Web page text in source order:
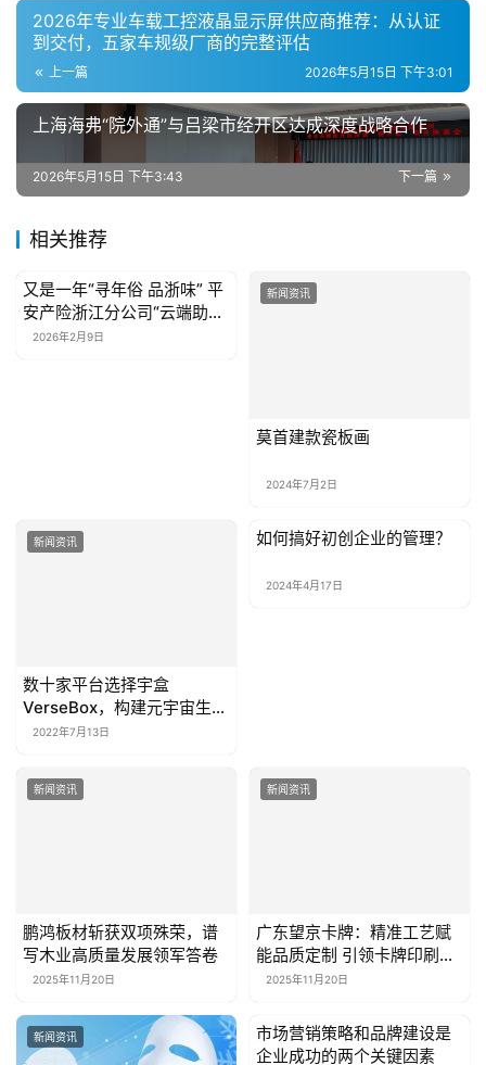
们
联
系
2026年专业车载工控液晶显示屏供应商推荐：从认证
到交付，五家车规级厂商的完整评估
上一篇 2026年5月15日 下午3:01
上海海弗“院外通”与吕梁市经开区达成深度战略合作
下一篇
2026年5月15日 下午3:43
相关推荐
新闻资讯
又是一年“寻年俗 品浙味” 平
安产险浙江分公司“云端助农
集市”正式开场
2026年2月9日
新闻资讯
莫首建款瓷板画
2024年7月2日
新闻资讯
数十家平台选择宇盒
VerseBox，构建元宇宙生态
体系，赋能实体经济长足发
2022年7月13日
新闻资讯
如何搞好初创企业的管理？
2024年4月17日
新闻资讯
鹏鸿板材斩获双项殊荣，谱
写木业高质量发展领军答卷
2025年11月20日
新闻资讯
广东望京卡牌：精准工艺赋
能品质定制 引领卡牌印刷裁
切技术升级
2025年11月20日
新闻资讯 新闻资讯
市场营销策略和品牌建设是
企业成功的两个关键因素